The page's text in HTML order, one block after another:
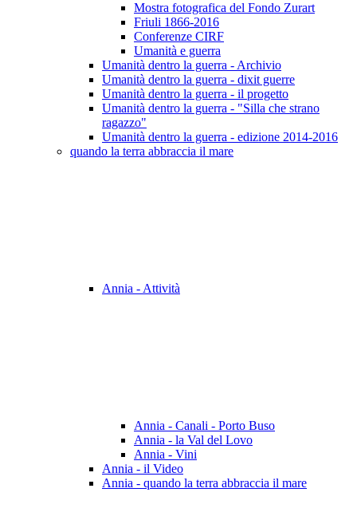
Mostra fotografica del Fondo Zurart
Friuli 1866-2016
Conferenze CIRF
Umanità e guerra
Umanità dentro la guerra - Archivio
Umanità dentro la guerra - dixit guerre
Umanità dentro la guerra - il progetto
Umanità dentro la guerra - "Silla che strano
ragazzo"
Umanità dentro la guerra - edizione 2014-2016
quando la terra abbraccia il mare
Annia - Attività
Annia - Canali - Porto Buso
Annia - la Val del Lovo
Annia - Vini
Annia - il Video
Annia - quando la terra abbraccia il mare